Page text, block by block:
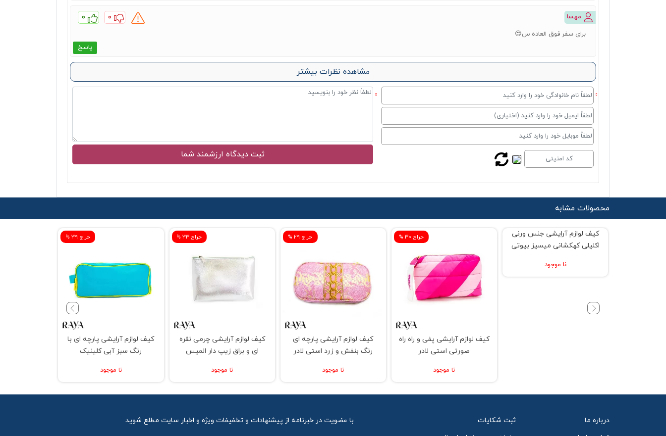
مهسا ۰ ۰
پاسخ
برای سفر فوق العاده س😍
مشاهده نظرات بیشتر
محصولات مشابه
% حراج 39
کیف لوازم آرایشی پارچه ای با
رنگ سبز آبی کلینیک
نا موجود
% حراج 33
کیف لوازم آرایشی چرمی نقره
ای و براق زیپ دار المیس
نا موجود
% حراج 29
کیف لوازم آرایشی پارچه ای
رنگ بنفش و زرد استی لادر
نا موجود
% حراج 30
کیف لوازم آرایشی پفی و راه راه
صورتی استی لادر
نا موجود
% حراج 25
درباره ما
ثبت شکایات
با عضویت در خبرنامه از پیشنهادات و تخفیفات ویژه و اخبار سایت مطلع شوید